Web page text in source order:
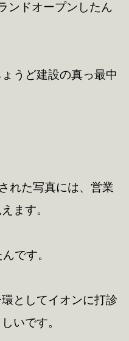
ンドオープンしたん
うど建設の真っ最中
れた写真には、営業
ます。
です。
としてイオンに打診
いです。